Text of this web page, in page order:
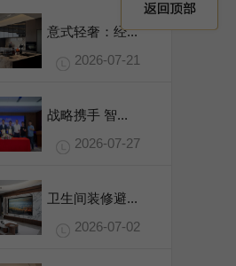
意式轻奢：经...
2026-07-21
战略携手 智...
2026-07-27
卫生间装修避...
2026-07-02